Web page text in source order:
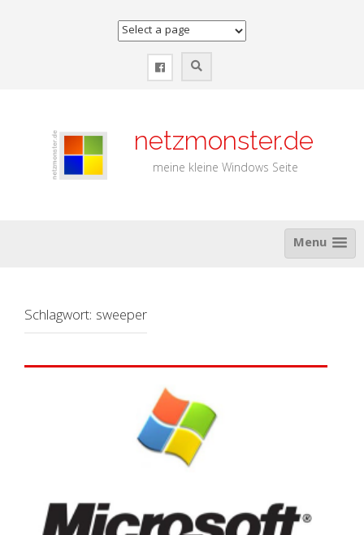
netzmonster.de
meine kleine Windows Seite
Menu
Schlagwort: sweeper